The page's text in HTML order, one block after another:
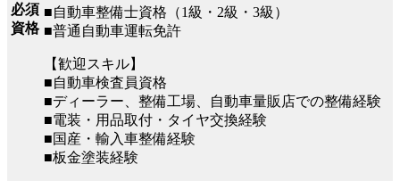
必須
資格
■自動車整備士資格（1級・2級・3級）
■普通自動車運転免許
【歓迎スキル】
■自動車検査員資格
■ディーラー、整備工場、自動車量販店での整備経験
■電装・用品取付・タイヤ交換経験
■国産・輸入車整備経験
■板金塗装経験